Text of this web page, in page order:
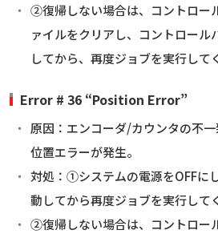
②復帰しない場合は、コントロー
ァイルをクリアし、コントロール
してから、再度ジョブを実行して
Error # 36 “Position Error”
原因：エンコーダ/カウンタの不
位置エラーが発生。
対処：①システムの電源をOFFに
動してから再度ジョブを実行して
②復帰しない場合は、コントロー